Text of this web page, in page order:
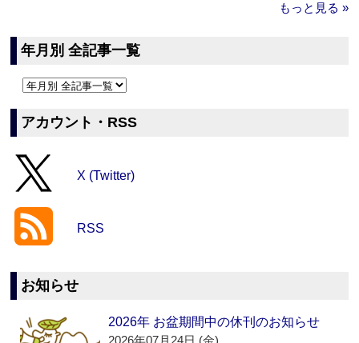
もっと見る »
年月別 全記事一覧
アカウント・RSS
X (Twitter)
RSS
お知らせ
2026年 お盆期間中の休刊のお知らせ